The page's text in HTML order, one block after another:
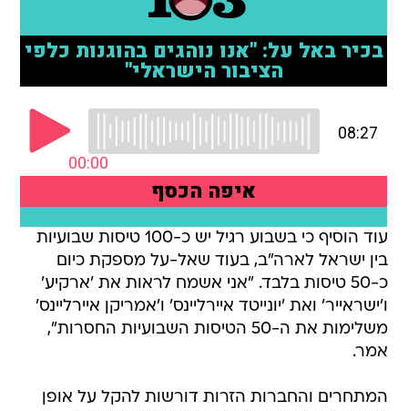
עוד הוסיף כי בשבוע רגיל יש כ-100 טיסות שבועיות
בין ישראל לארה"ב, בעוד שאל-על מספקת כיום
כ-50 טיסות בלבד. "אני אשמח לראות את 'ארקיע'
ו'ישראייר' ואת 'יונייטד איירליינס' ו'אמריקן איירליינס'
משלימות את ה-50 הטיסות השבועיות החסרות",
אמר.
המתחרים והחברות הזרות דורשות להקל על אופן